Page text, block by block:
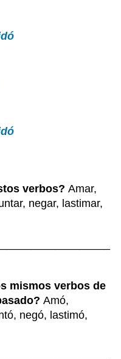
verbos?Amar,
negar, lastimar,
mismos verbos de
Amó,
negó, lastimó,